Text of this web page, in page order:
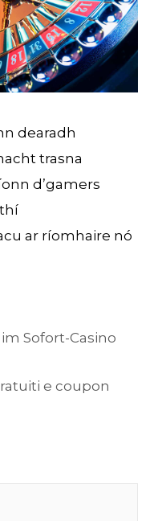
dearadh
trasna
d’gamers
ar ríomhaire nó
Sofort-Casino
e coupon